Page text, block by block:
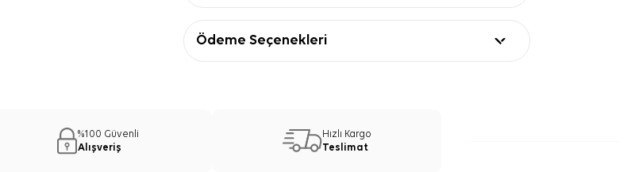
Ödeme Seçenekleri
%100 Güvenli
Alışveriş
Hızlı Kargo
Teslimat